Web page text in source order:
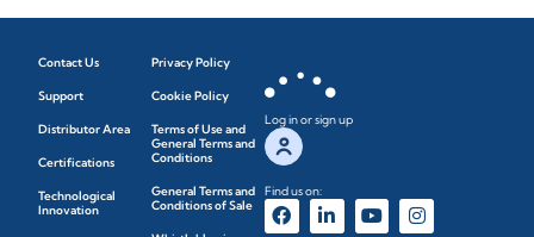
Contact Us
Support
Distributor Area
Certifications
Technological
Innovation
Privacy Policy
Cookie Policy
Terms of Use and
General Terms and
Conditions
General Terms and
Conditions of Sale
Log in or sign up
Find us on: